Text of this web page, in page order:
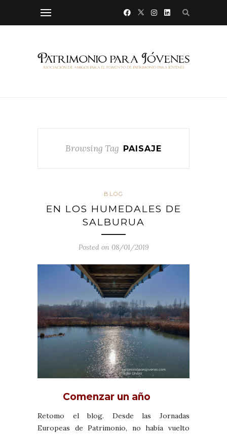
Browsing Tag PAISAJE
BLOG
EN LOS HUMEDALES DE
SALBURUA
Posted on 08/01/2019
Comenzar un año
Retomo el blog. Desde las Jornadas
Europeas de Patrimonio, no había vuelto